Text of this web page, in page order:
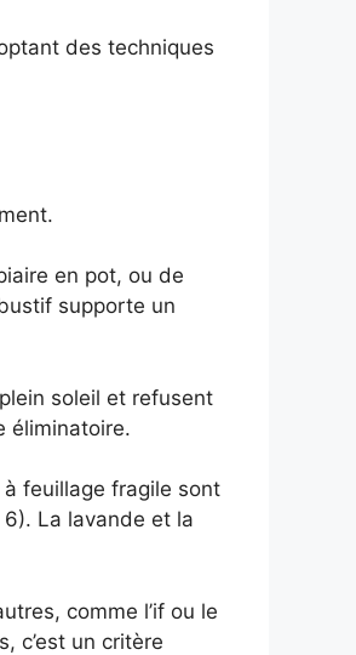
des techniques
en pot, ou de
supporte un
soleil et refusent
éliminatoire.
feuillage fragile sont
6). La lavande et la
comme l’if ou le
c’est un critère